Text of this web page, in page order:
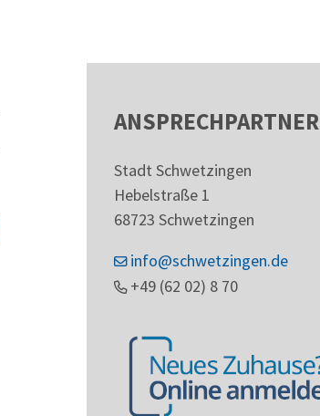
ANSPRECHPARTNER
Stadt Schwetzingen
Hebelstraße 1
68723 Schwetzingen
info@schwetzingen.de
+49 (62 02) 8 70